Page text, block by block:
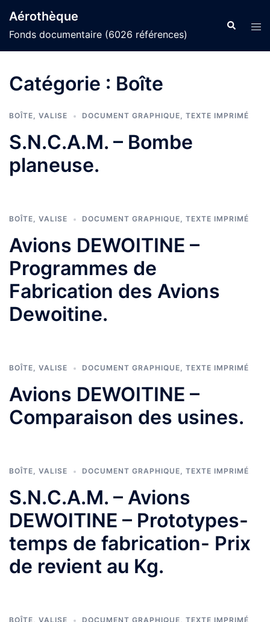
au
contenu
Aérothèque
Fonds documentaire (6026 références)
Catégorie : Boîte
BOÎTE, VALISE DOCUMENT GRAPHIQUE, TEXTE IMPRIMÉ
S.N.C.A.M. – Bombe
planeuse.
BOÎTE, VALISE DOCUMENT GRAPHIQUE, TEXTE IMPRIMÉ
Avions DEWOITINE –
Programmes de
Fabrication des Avions
Dewoitine.
BOÎTE, VALISE DOCUMENT GRAPHIQUE, TEXTE IMPRIMÉ
Avions DEWOITINE –
Comparaison des usines.
BOÎTE, VALISE DOCUMENT GRAPHIQUE, TEXTE IMPRIMÉ
S.N.C.A.M. – Avions
DEWOITINE – Prototypes-
temps de fabrication- Prix
de revient au Kg.
BOÎTE, VALISE DOCUMENT GRAPHIQUE, TEXTE IMPRIMÉ